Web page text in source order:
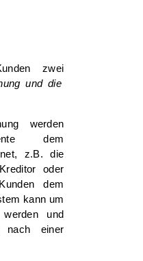
zwei
und die
werden
dem
z.B. die
oder
dem
kann um
und
nach einer